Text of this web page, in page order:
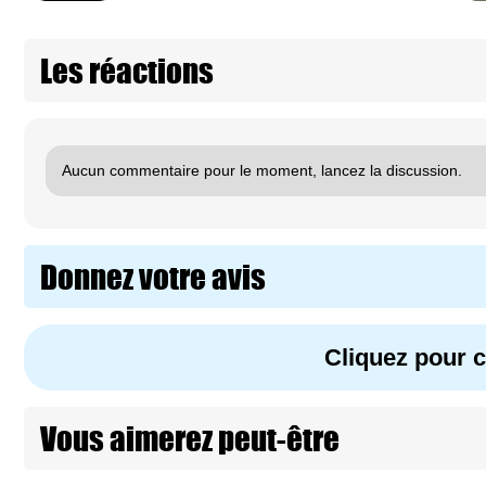
Les réactions
Aucun commentaire pour le moment, lancez la discussion.
Donnez votre avis
Cliquez pour
Vous aimerez peut-être